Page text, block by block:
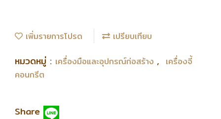
เพิ่มรายการโปรด เปรียบเทียบ
หมวดหมู่ : เครื่องมือและอุปกรณ์ก่อสร้าง , เครื่องจี้
คอนกรีต
Share